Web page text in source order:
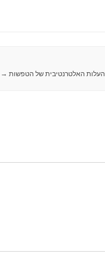
העלות האלטרנטיבית של הטפשות →